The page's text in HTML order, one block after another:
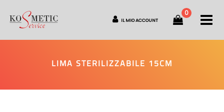
IL MIO ACCOUNT
0
LIMA STERILIZZABILE 15CM